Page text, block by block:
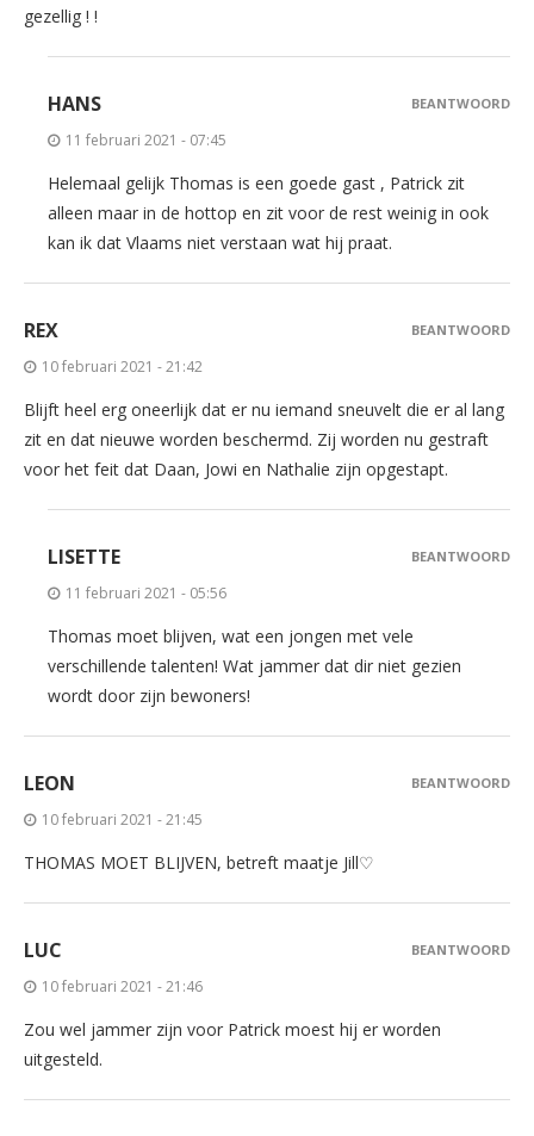
gezellig ! !
HANS
11 februari 2021 - 07:45
Helemaal gelijk Thomas is een goede gast , Patrick zit
alleen maar in de hottop en zit voor de rest weinig in ook
kan ik dat Vlaams niet verstaan wat hij praat.
BEANTWOORD
REX
10 februari 2021 - 21:42
Blijft heel erg oneerlijk dat er nu iemand sneuvelt die er al lang
zit en dat nieuwe worden beschermd. Zij worden nu gestraft
voor het feit dat Daan, Jowi en Nathalie zijn opgestapt.
BEANTWOORD
LISETTE
11 februari 2021 - 05:56
Thomas moet blijven, wat een jongen met vele
verschillende talenten! Wat jammer dat dir niet gezien
wordt door zijn bewoners!
BEANTWOORD
LEON
10 februari 2021 - 21:45
THOMAS MOET BLIJVEN, betreft maatje Jill♡
BEANTWOORD
LUC
10 februari 2021 - 21:46
Zou wel jammer zijn voor Patrick moest hij er worden
uitgesteld.
BEANTWOORD